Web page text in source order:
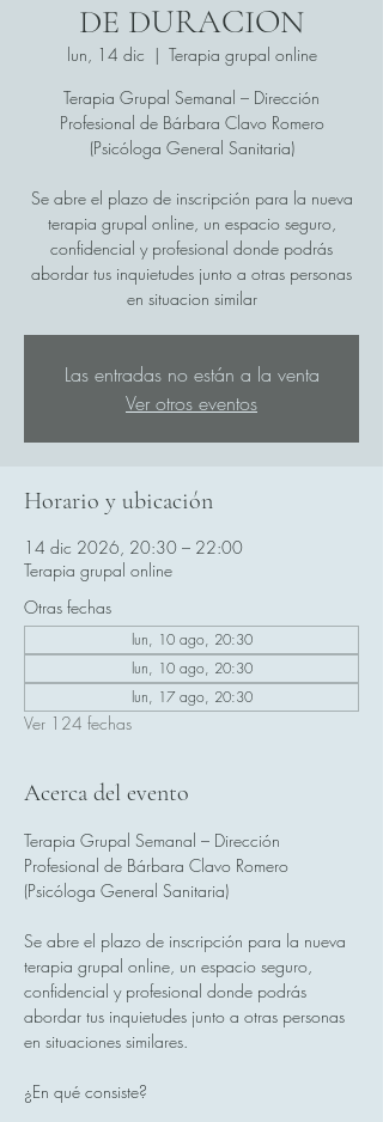
DE DURACION
lun, 14 dic
  |
Terapia grupal online
Terapia Grupal Semanal – Dirección
Profesional de Bárbara Clavo Romero
(Psicóloga General Sanitaria)
Se abre el plazo de inscripción para la nueva
terapia grupal online, un espacio seguro,
confidencial y profesional donde podrás
abordar tus inquietudes junto a otras personas
en situacion similar
Las entradas no están a la venta
Ver otros eventos
Horario y ubicación
14 dic 2026, 20:30 – 22:00
Terapia grupal online
Otras fechas
lun, 10 ago, 20:30
lun, 10 ago, 20:30
lun, 17 ago, 20:30
Ver 124 fechas
Acerca del evento
Terapia Grupal Semanal – Dirección
Profesional de Bárbara Clavo Romero
(Psicóloga General Sanitaria)
Se abre el plazo de inscripción para la nueva
terapia grupal online, un espacio seguro,
confidencial y profesional donde podrás
abordar tus inquietudes junto a otras personas
en situaciones similares.
¿En qué consiste?